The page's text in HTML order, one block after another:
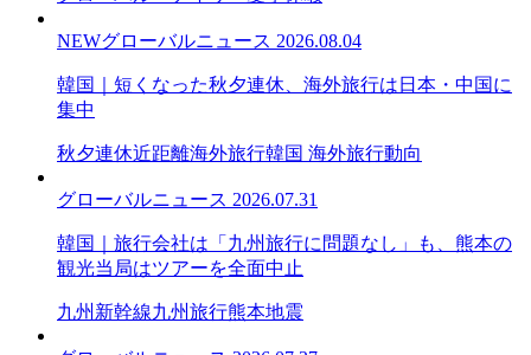
NEWグローバルニュース 2026.08.04
韓国｜短くなった秋夕連休、海外旅行は日本・中国に
集中
秋夕連休近距離海外旅行韓国 海外旅行動向
グローバルニュース 2026.07.31
韓国｜旅行会社は「九州旅行に問題なし」も、熊本の
観光当局はツアーを全面中止
九州新幹線九州旅行熊本地震